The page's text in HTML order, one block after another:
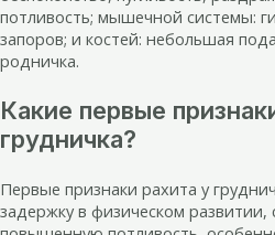
потливость; мышечной системы:
запоров; и костей: небольшая
родничка.
Какие первые
грудничка?
Первые признаки рахита у
задержку в физическом